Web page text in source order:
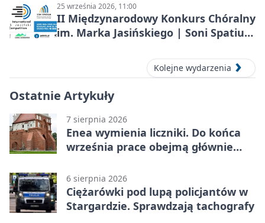
25 września 2026, 11:00
II Międzynarodowy Konkurs Chóralny
im. Marka Jasińskiego | Soni Spatium
Kolejne wydarzenia
Ostatnie Artykuły
7 sierpnia 2026
Enea wymienia liczniki. Do końca
września prace obejmą głównie
6 sierpnia 2026
Ciężarówki pod lupą policjantów w
Stargardzie. Sprawdzają tachografy